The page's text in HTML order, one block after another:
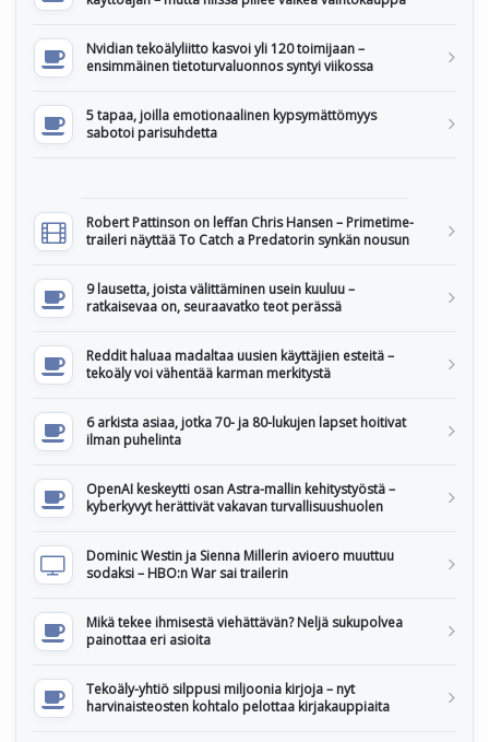
Nvidian tekoälyliitto kasvoi yli 120 toimijaan –
ensimmäinen tietoturvaluonnos syntyi viikossa
5 tapaa, joilla emotionaalinen kypsymättömyys
sabotoi parisuhdetta
Robert Pattinson on leffan Chris Hansen – Primetime-
traileri näyttää To Catch a Predatorin synkän nousun
9 lausetta, joista välittäminen usein kuuluu –
ratkaisevaa on, seuraavatko teot perässä
Reddit haluaa madaltaa uusien käyttäjien esteitä –
tekoäly voi vähentää karman merkitystä
6 arkista asiaa, jotka 70- ja 80-lukujen lapset hoitivat
ilman puhelinta
OpenAI keskeytti osan Astra-mallin kehitystyöstä –
kyberkyvyt herättivät vakavan turvallisuushuolen
Dominic Westin ja Sienna Millerin avioero muuttuu
sodaksi – HBO:n War sai trailerin
Mikä tekee ihmisestä viehättävän? Neljä sukupolvea
painottaa eri asioita
Tekoäly-yhtiö silppusi miljoonia kirjoja – nyt
harvinaisteosten kohtalo pelottaa kirjakauppiaita